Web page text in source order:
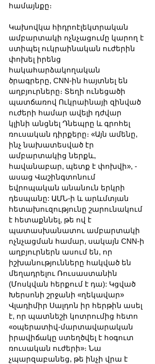
համայնքը։
Կախովկա հիդրոէլեկտրական
ամբարտակի ոչնչացումը կարող է
ստիպել ուկրաինական ուժերին
փոխել իրենց
հակահարձակողական
ծրագրերը, CNN-ին հայտնել են
աղբյուրները։ Տեղի ունեցածի
պատճառով Ուկրաինայի զինված
ուժերի համար ավելի դժվար
կլինի անցնել Դնեպրը և գրոհել
ռուսական դիրքերը։ «Այն ամենը,
ինչ նախատեսված էր
ամբարտակից ներքև,
հավանաբար, պետք է փոխվի», -
ասաց Վաշինգտոնում
եվրոպական անանուն երկրի
դեսպանը: ԱՄՆ-ի և արևմտյան
հետախուզությունը շարունակում
է հետաքննել, թե ով է
պատասխանատու ամբարտակի
ոչնչացման համար, սակայն CNN-ի
աղբյուրներն ասում են, որ
իշխանությունները հակված են
մեղադրելու Ռուսաստանին
(Մոսկվան հերքում է դա): Կցված
Խերսոնի շրջանի «ղեկավար»
Վլադիմիր Սալդոն իր հերթին ասել
է, որ պատնեշի կոտրումից հետո
«օպերատիվ-մարտավարական
իրավիճակը ստեղծվել է հօգուտ
ռուսական ուժերի»։ Նա
չպարզաբանեց, թե ինչի վրա է